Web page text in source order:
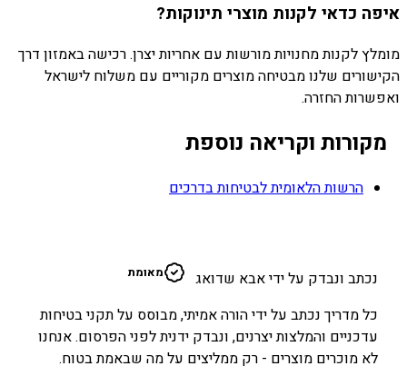
איפה כדאי לקנות מוצרי תינוקות?
מומלץ לקנות מחנויות מורשות עם אחריות יצרן. רכישה באמזון דרך
הקישורים שלנו מבטיחה מוצרים מקוריים עם משלוח לישראל
ואפשרות החזרה.
מקורות וקריאה נוספת
הרשות הלאומית לבטיחות בדרכים
נכתב ונבדק על ידי אבא שדואג
מאומת
כל מדריך נכתב על ידי הורה אמיתי, מבוסס על תקני בטיחות
עדכניים והמלצות יצרנים, ונבדק ידנית לפני הפרסום. אנחנו
לא מוכרים מוצרים - רק ממליצים על מה שבאמת בטוח.